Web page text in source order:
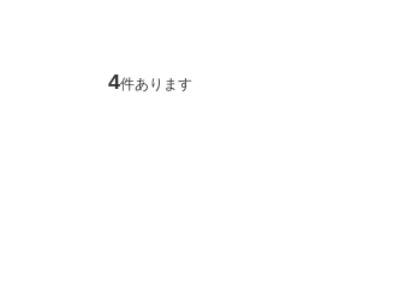
4件あります